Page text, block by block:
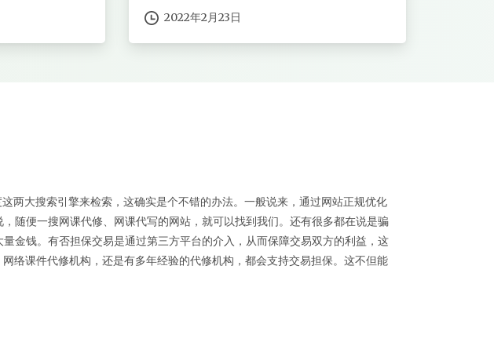
2022年2月23日
两大搜索引擎来检索，这确实是个不错的办法。一般说来，通过网站正规优化
随便一搜网课代修、网课代写的网站，就可以找到我们。还有很多都在说是骗
金钱。有否担保交易是通过第三方平台的介入，从而保障交易双方的利益，这
络课件代修机构，还是有多年经验的代修机构，都会支持交易担保。这不但能